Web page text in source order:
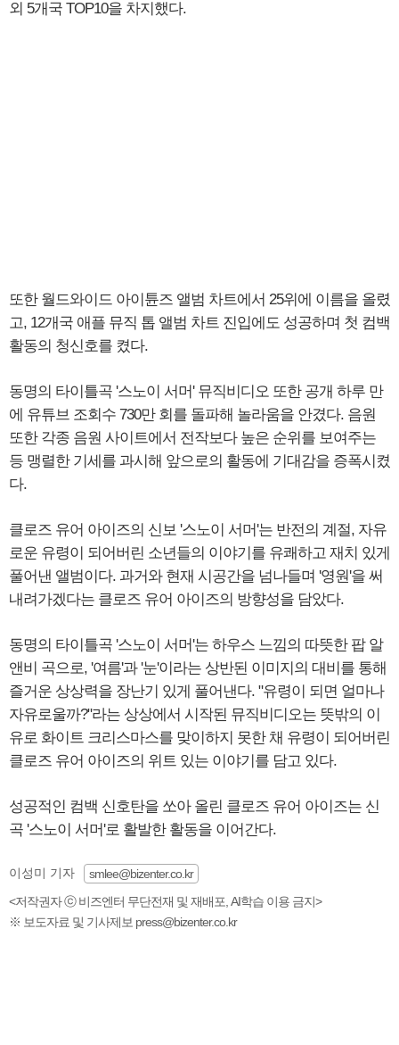
외 5개국 TOP10을 차지했다.
또한 월드와이드 아이튠즈 앨범 차트에서 25위에 이름을 올렸
고, 12개국 애플 뮤직 톱 앨범 차트 진입에도 성공하며 첫 컴백
활동의 청신호를 켰다.
동명의 타이틀곡 '스노이 서머' 뮤직비디오 또한 공개 하루 만
에 유튜브 조회수 730만 회를 돌파해 놀라움을 안겼다. 음원
또한 각종 음원 사이트에서 전작보다 높은 순위를 보여주는
등 맹렬한 기세를 과시해 앞으로의 활동에 기대감을 증폭시켰
다.
클로즈 유어 아이즈의 신보 '스노이 서머'는 반전의 계절, 자유
로운 유령이 되어버린 소년들의 이야기를 유쾌하고 재치 있게
풀어낸 앨범이다. 과거와 현재 시공간을 넘나들며 '영원'을 써
내려가겠다는 클로즈 유어 아이즈의 방향성을 담았다.
동명의 타이틀곡 '스노이 서머'는 하우스 느낌의 따뜻한 팝 알
앤비 곡으로, '여름'과 '눈'이라는 상반된 이미지의 대비를 통해
즐거운 상상력을 장난기 있게 풀어낸다. "유령이 되면 얼마나
자유로울까?"라는 상상에서 시작된 뮤직비디오는 뜻밖의 이
유로 화이트 크리스마스를 맞이하지 못한 채 유령이 되어버린
클로즈 유어 아이즈의 위트 있는 이야기를 담고 있다.
성공적인 컴백 신호탄을 쏘아 올린 클로즈 유어 아이즈는 신
곡 '스노이 서머'로 활발한 활동을 이어간다.
이성미 기자
smlee@bizenter.co.kr
<저작권자 ⓒ 비즈엔터 무단전재 및 재배포, AI학습 이용 금지>
※ 보도자료 및 기사제보 press@bizenter.co.kr